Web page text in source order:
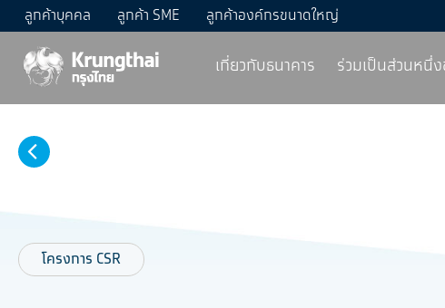
ลูกค้าบุคคล ลูกค้า SME ลูกค้าองค์กรขนาดใหญ่
เกี่ยวกับธนาคาร ร่วมเป็นส่วนหนึ่ง
โครงการ CSR